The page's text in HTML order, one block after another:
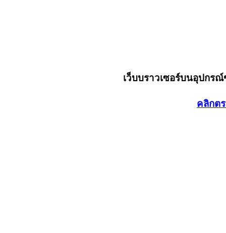
เว็บบราวเซอร์บนอุปกร
คลิกต